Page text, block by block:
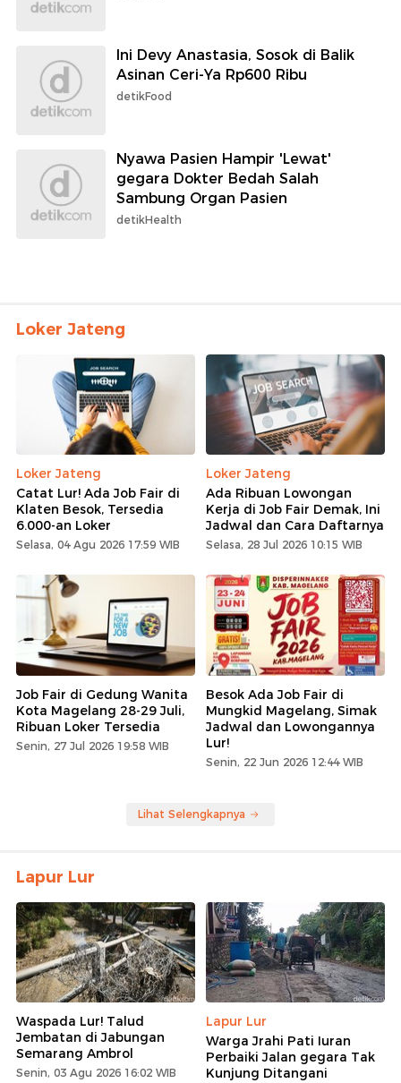
Ini Devy Anastasia, Sosok di Balik
Asinan Ceri-Ya Rp600 Ribu
detikFood
Nyawa Pasien Hampir 'Lewat'
gegara Dokter Bedah Salah
Sambung Organ Pasien
detikHealth
Loker Jateng
Loker Jateng
Catat Lur! Ada Job Fair di
Klaten Besok, Tersedia
6.000-an Loker
Selasa, 04 Agu 2026 17:59 WIB
Loker Jateng
Ada Ribuan Lowongan
Kerja di Job Fair Demak, Ini
Jadwal dan Cara Daftarnya
Selasa, 28 Jul 2026 10:15 WIB
Job Fair di Gedung Wanita
Kota Magelang 28-29 Juli,
Ribuan Loker Tersedia
Senin, 27 Jul 2026 19:58 WIB
Besok Ada Job Fair di
Mungkid Magelang, Simak
Jadwal dan Lowongannya
Lur!
Senin, 22 Jun 2026 12:44 WIB
Lihat Selengkapnya
Lapur Lur
Waspada Lur! Talud
Jembatan di Jabungan
Semarang Ambrol
Senin, 03 Agu 2026 16:02 WIB
Lapur Lur
Warga Jrahi Pati Iuran
Perbaiki Jalan gegara Tak
Kunjung Ditangani